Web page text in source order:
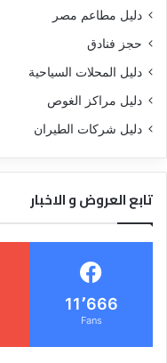
دليل مطاعم مصر
حجز فنادق
دليل المحلات السياحية
دليل مراكز الغوص
دليل شركات الطيران
تابع العروض و الاخبار
11٬666
Fans